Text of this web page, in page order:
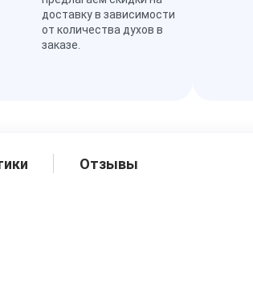
доставку в зависимости
от количества духов в
заказе.
Отзывы